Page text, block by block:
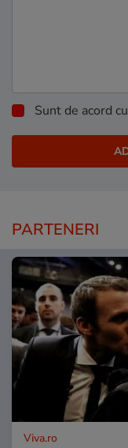
Sunt de acord cu
PARTENERI
Viva.ro